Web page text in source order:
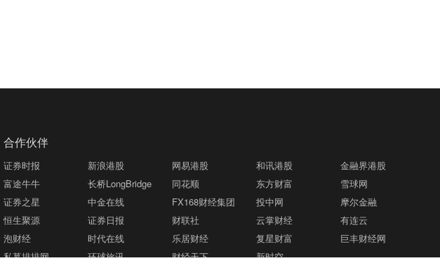
合作伙伴
证券时报 新浪港股 网易港股 和讯港股
金融界港股
富途牛牛
长桥LongBridge 同花顺 东方财富
雪球网
证券之星
中金在线 FX168财经集团 投中网
摩尔金融
恒生聚源
证券日报 财联社 云掌财经
有连云
泡财经
时代在线 乐居财经 复星财富
巨丰财经网
私募排排网
环球旅讯 财经天下 新时空